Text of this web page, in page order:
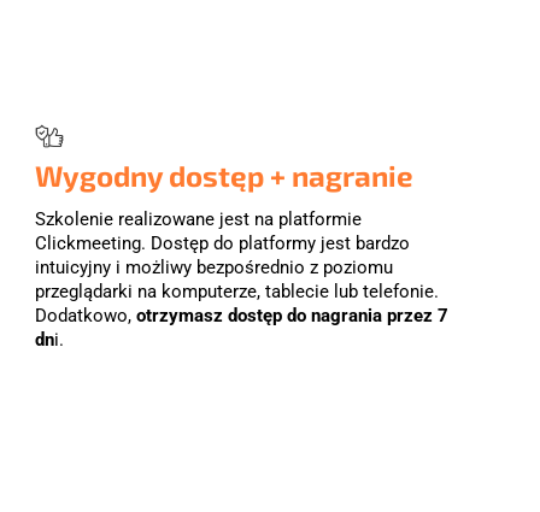
Wygodny dostęp + nagranie
Szkolenie realizowane jest na platformie
Clickmeeting. Dostęp do platformy jest bardzo
intuicyjny i możliwy bezpośrednio z poziomu
przeglądarki na komputerze, tablecie lub telefonie.
Dodatkowo, otrzymasz dostęp do nagrania przez 7
dni.